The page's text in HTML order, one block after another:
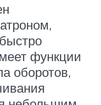
функции
оборотов,